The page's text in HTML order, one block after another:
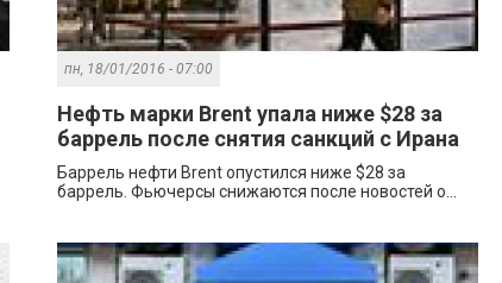
пн, 18/01/2016 - 07:00
Нефть марки Brent упала ниже $28 за
баррель после снятия санкций с Ирана
Баррель нефти Brent опустился ниже $28 за
баррель. Фьючерсы снижаются после новостей о...